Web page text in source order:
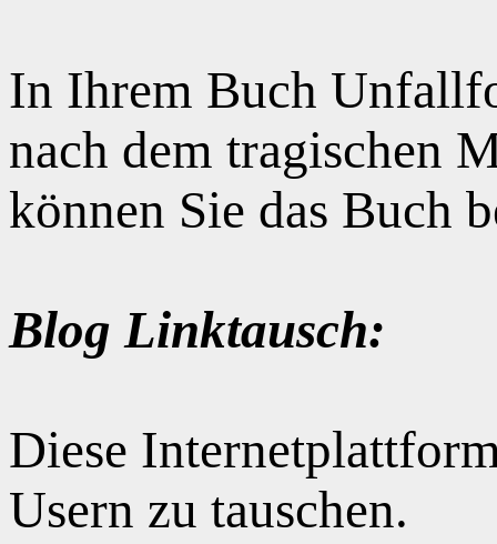
In Ihrem Buch
nach dem tragischen
können Sie das Buch
Blog Linktausch:
Diese
Usern zu tauschen.